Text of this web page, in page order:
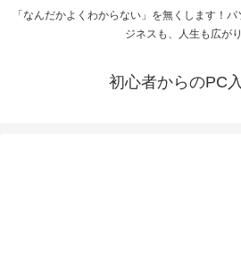
「なんだかよくわからない」を無くします！
ジネスも、人生も広が
初心者からのPC